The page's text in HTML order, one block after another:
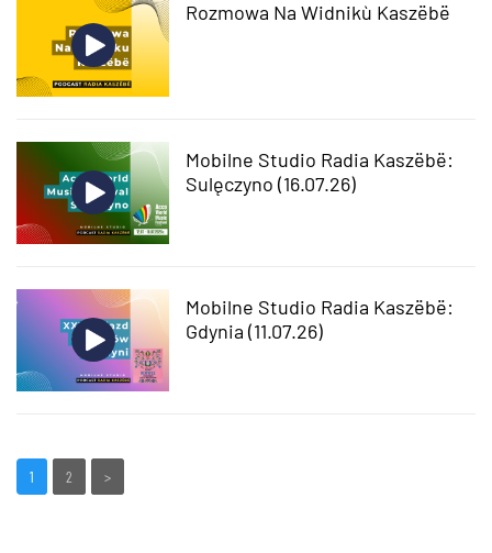
Rozmowa Na Widnikù Kaszëbë
Mobilne Studio Radia Kaszëbë:
Sulęczyno (16.07.26)
Mobilne Studio Radia Kaszëbë:
Gdynia (11.07.26)
1 2 >